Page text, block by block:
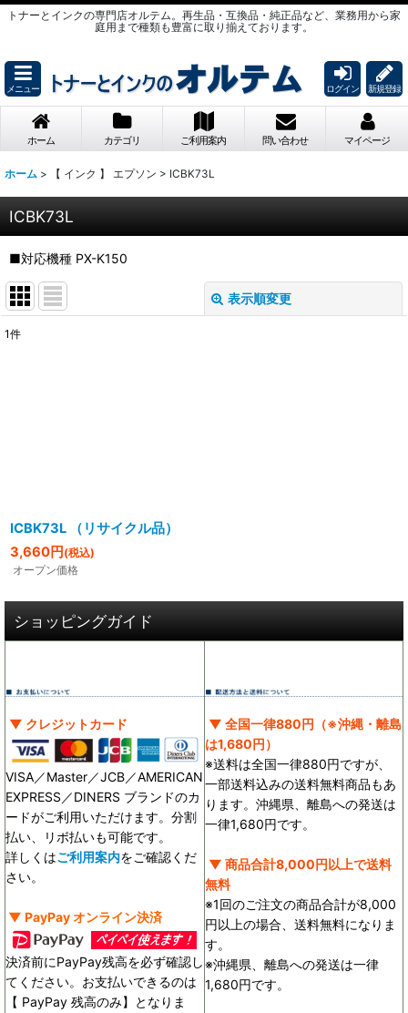
トナーとインクの専門店オルテム。再生品・互換品・純正品など、業務用から家
庭用まで種類も豊富に取り揃えております。
メニュー ログイン 新規登録
ホーム カテゴリ ご利用案内 問い合わせ マイページ
ホーム > 【 インク 】 エプソン > ICBK73L
ICBK73L
■対応機種 PX-K150
表示順変更
1件
ICBK73L （リサイクル品）
3,660円 (税込)
オープン価格
ショッピングガイド
▼ クレジットカード
VISA／Master／JCB／AMERICAN
EXPRESS／DINERS ブランドのカ
ードがご利用いただけます。分割
払い、リボ払いも可能です。
詳しくはご利用案内をご確認くだ
さい。
▼ PayPay オンライン決済
決済前にPayPay残高を必ず確認し
てください。お支払いできるのは
【 PayPay 残高のみ】となりま
▼ 全国一律880円（※沖縄・離島
は1,680円）
※送料は全国一律880円ですが、
一部送料込みの送料無料商品もあ
ります。沖縄県、離島への発送は
一律1,680円です。
▼ 商品合計8,000円以上で送料
無料
※1回のご注文の商品合計が8,000
円以上の場合、送料無料になりま
す。
※沖縄県、離島への発送は一律
1,680円です。